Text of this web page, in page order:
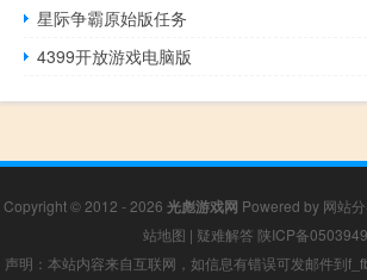
星际争霸原始版任务
4399开放游戏电脑版
Copyright © 2012 - 2026 光彪游戏网 Powered by 网站
站地图 | 疑难解答 陕ICP备
声明：本站内容来自互联网，如信息有错误可发邮件到